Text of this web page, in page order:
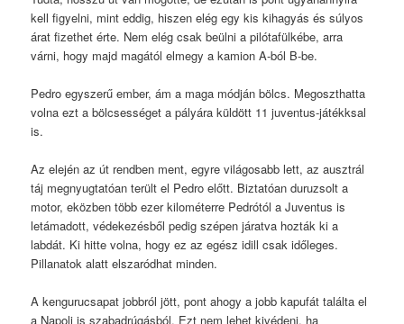
kell figyelni, mint eddig, hiszen elég egy kis kihagyás és súlyos
árat fizethet érte. Nem elég csak beülni a pilótafülkébe, arra
várni, hogy majd magától elmegy a kamion A-ból B-be.
Pedro egyszerű ember, ám a maga módján bölcs. Megoszthatta
volna ezt a bölcsességet a pályára küldött 11 juventus-játékksal
is.
Az elején az út rendben ment, egyre világosabb lett, az ausztrál
táj megnyugtatóan terült el Pedro előtt. Biztatóan duruzsolt a
motor, eközben több ezer kilométerre Pedrótól a Juventus is
letámadott, védekezésből pedig szépen járatva hozták ki a
labdát. Ki hitte volna, hogy ez az egész idill csak időleges.
Pillanatok alatt elszaródhat minden.
A kengurucsapat jobbról jött, pont ahogy a jobb kapufát találta el
a Napoli is szabadrúgásból. Ezt nem lehet kivédeni, ha